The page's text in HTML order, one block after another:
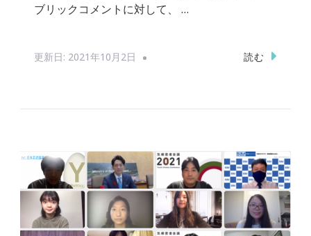
ブリックコメントに対して、 …
更新日: 2021年10月2日 読む